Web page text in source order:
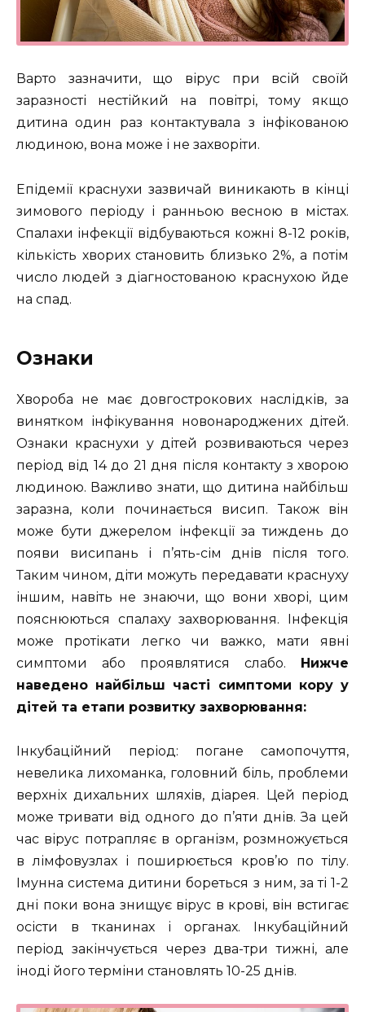
Варто зазначити, що вірус при всій своїй
заразності нестійкий на повітрі, тому якщо
дитина один раз контактувала з інфікованою
людиною, вона може і не захворіти.
Епідемії краснухи зазвичай виникають в кінці
зимового періоду і ранньою весною в містах.
Спалахи інфекції відбуваються кожні 8-12 років,
кількість хворих становить близько 2%, а потім
число людей з діагностованою краснухою йде
на спад.
Ознаки
Хвороба не має довгострокових наслідків, за
винятком інфікування новонароджених дітей.
Ознаки краснухи у дітей розвиваються через
період від 14 до 21 дня після контакту з хворою
людиною. Важливо знати, що дитина найбільш
заразна, коли починається висип. Також він
може бути джерелом інфекції за тиждень до
появи висипань і п’ять-сім днів після того.
Таким чином, діти можуть передавати краснуху
іншим, навіть не знаючи, що вони хворі, цим
пояснюються спалаху захворювання. Інфекція
може протікати легко чи важко, мати явні
симптоми або проявлятися слабо. Нижче
наведено найбільш часті симптоми кору у
дітей та етапи розвитку захворювання:
Інкубаційний період: погане самопочуття,
невелика лихоманка, головний біль, проблеми
верхніх дихальних шляхів, діарея. Цей період
може тривати від одного до п’яти днів. За цей
час вірус потрапляє в організм, розмножується
в лімфовузлах і поширюється кров’ю по тілу.
Імунна система дитини бореться з ним, за ті 1-2
дні поки вона знищує вірус в крові, він встигає
осісти в тканинах і органах. Інкубаційний
період закінчується через два-три тижні, але
іноді його терміни становлять 10-25 днів.